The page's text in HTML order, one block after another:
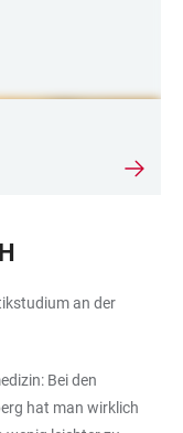
an der
Bei den
hat man wirklich